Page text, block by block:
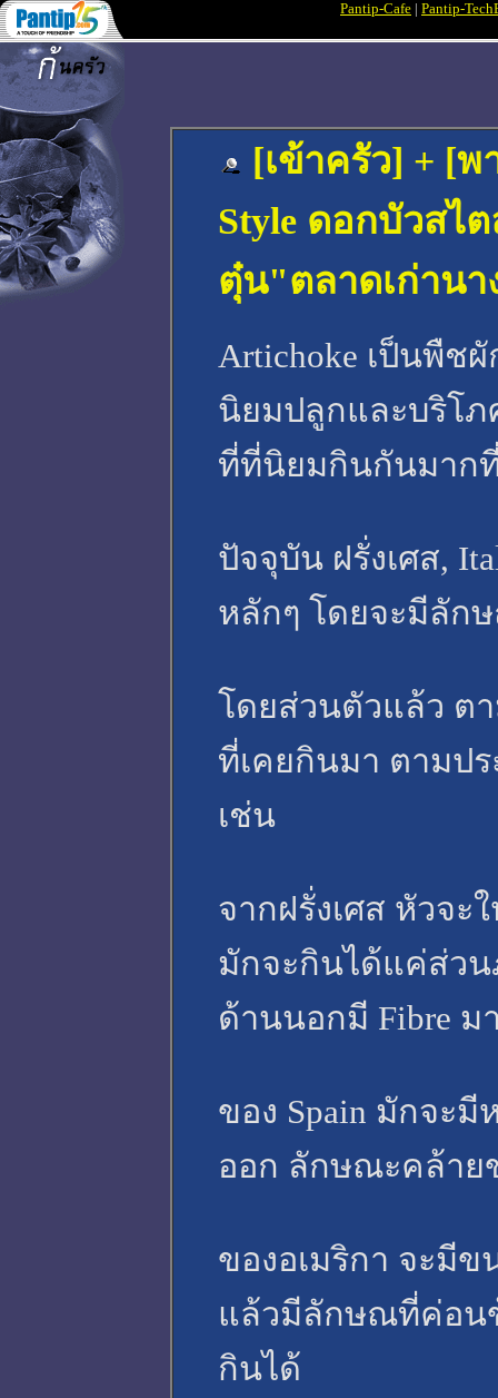
Pantip-Cafe | Pantip-
[เข้าครัว] + [พ
Style ดอกบัวสไ
ตุ๋น"ตลาดเก่านา
Artichoke เป็นพืช
นิยมปลูกและบริโภ
ที่ที่นิยมกินกันมากที่
ปัจจุบัน ฝรั่งเศส,
หลักๆ โดยจะมีลัก
โดยส่วนตัวแล้ว ต
ที่เคยกินมา ตามปร
เช่น
จากฝรั่งเศส หัวจ
มักจะกินได้แค่ส่วน
ด้านนอกมี Fibre ม
ของ Spain มักจะ
ออก ลักษณะคล้าย
ของอเมริกา จะมี
แล้วมีลักษณที่ค่อน
กินได้